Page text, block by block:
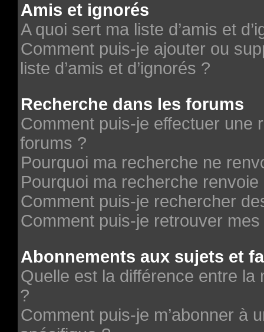
Amis et ignorés
A quoi sert ma liste d’amis et
Comment puis-je ajouter ou
liste d’amis et d’ignorés ?
Recherche dans les forums
Comment puis-je effectuer une
forums ?
Pourquoi ma recherche ne
Pourquoi ma recherche
Comment puis-je rechercher
Comment puis-je retrouver
Abonnements aux sujets et
Quelle est la différence entre la
?
Comment puis-je m’abonner à